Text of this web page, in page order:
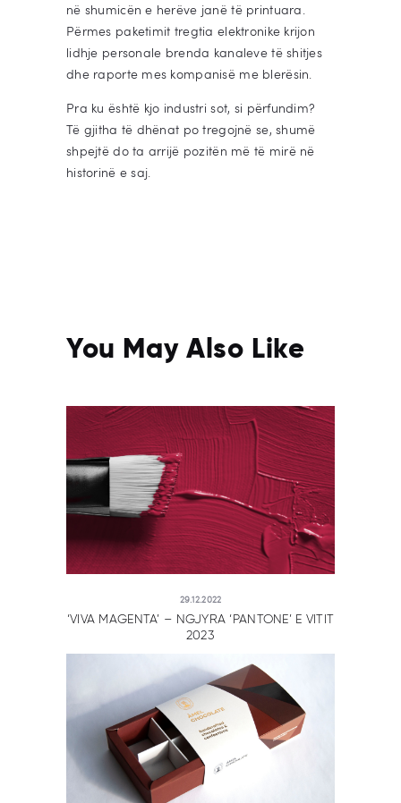
në shumicën e herëve janë të printuara.
Përmes paketimit tregtia elektronike krijon
lidhje personale brenda kanaleve të shitjes
dhe raporte mes kompanisë me blerësin.
Pra ku është kjo industri sot, si përfundim?
Të gjitha të dhënat po tregojnë se, shumë
shpejtë do ta arrijë pozitën më të mirë në
historinë e saj.
You May Also Like
29.12.2022
‘VIVA MAGENTA’ – NGJYRA ‘PANTONE’ E VITIT
2023